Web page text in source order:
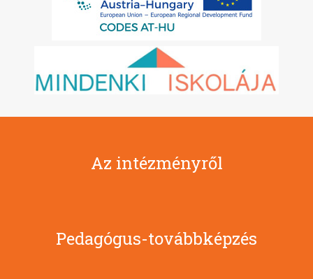
Az intézményről
Pedagógus-továbbképzés